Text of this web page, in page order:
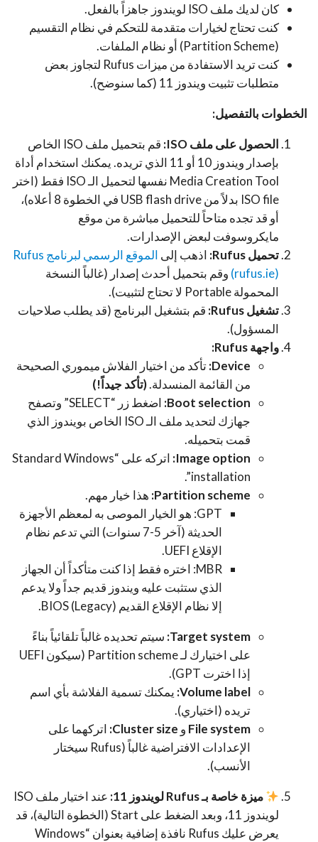
كان لديك ملف ISO لويندوز جاهزاً بالفعل.
كنت تحتاج لخيارات متقدمة للتحكم في نظام التقسيم
(Partition Scheme) أو نظام الملفات.
كنت تريد الاستفادة من ميزات Rufus لتجاوز بعض
متطلبات تثبيت ويندوز 11 (كما سنوضح).
الخطوات بالتفصيل:
الحصول على ملف ISO:
قم بتحميل ملف ISO الخاص
بإصدار ويندوز 10 أو 11 الذي تريده. يمكنك استخدام أداة
Media Creation Tool نفسها لتحميل الـ ISO فقط (اختر
ISO file بدلاً من USB flash drive في الخطوة 8 أعلاه)،
أو قد تجده متاحاً للتحميل مباشرة من موقع
مايكروسوفت لبعض الإصدارات.
تحميل Rufus:
اذهب إلى
الموقع الرسمي لبرنامج Rufus
(rufus.ie) وقم بتحميل أحدث إصدار (غالباً النسخة
المحمولة Portable لا تحتاج لتثبيت).
تشغيل Rufus:
قم بتشغيل البرنامج (قد يطلب صلاحيات
المسؤول).
واجهة Rufus:
Device: تأكد من اختيار الفلاش ميموري الصحيحة
من القائمة المنسدلة.(تأكد جيداً!)
Boot selection:
اضغط زر “SELECT” وتصفح
جهازك لتحديد ملف الـ ISO الخاص بويندوز الذي
قمت بتحميله.
Image option:
اتركه على “Standard Windows
installation”.
Partition scheme: هذا خيار مهم.
GPT: هو الخيار الموصى به لمعظم الأجهزة
الحديثة (آخر 5-7 سنوات) التي تدعم نظام
الإقلاع UEFI.
MBR: اختره فقط إذا كنت متأكداً أن الجهاز
الذي ستثبت عليه ويندوز قديم جداً ولا يدعم
إلا نظام الإقلاع القديم BIOS (Legacy).
Target system: سيتم تحديده غالباً تلقائياً بناءً
على اختيارك لـ Partition scheme (سيكون UEFI
إذا اخترت GPT).
Volume label: يمكنك تسمية الفلاشة بأي اسم
تريده (اختياري).
File system و Cluster size: اتركهما على
الإعدادات الافتراضية غالباً (Rufus سيختار
الأنسب).
ميزة خاصة بـ Rufus لويندوز 11:
عند اختيار ملف ISO
لويندوز 11، وبعد الضغط على Start (الخطوة التالية)، قد
يعرض عليك Rufus نافذة إضافية بعنوان “Windows